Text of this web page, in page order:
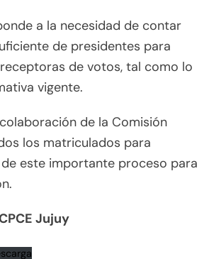
a la necesidad de contar
de presidentes para
de votos, tal como lo
vigente.
de la Comisión
los matriculados para
este importante proceso para
Jujuy